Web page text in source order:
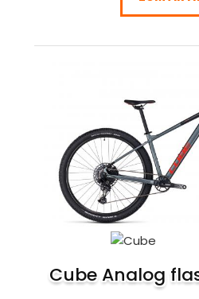
Cube Analog